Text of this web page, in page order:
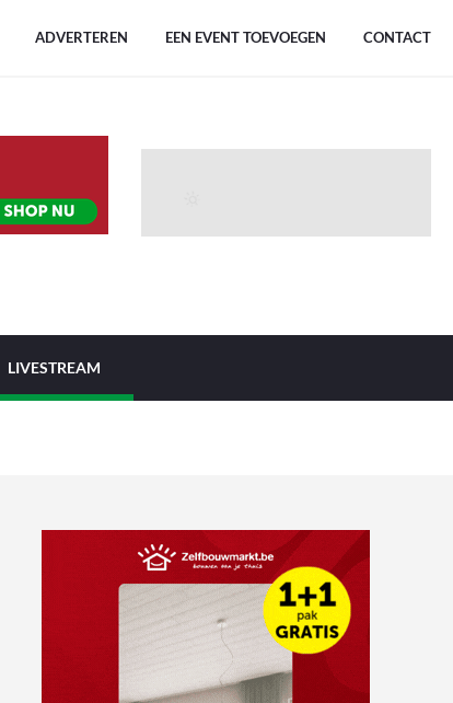
ADVERTEREN EEN EVENT TOEVOEGEN CONTACT
LIVESTREAM